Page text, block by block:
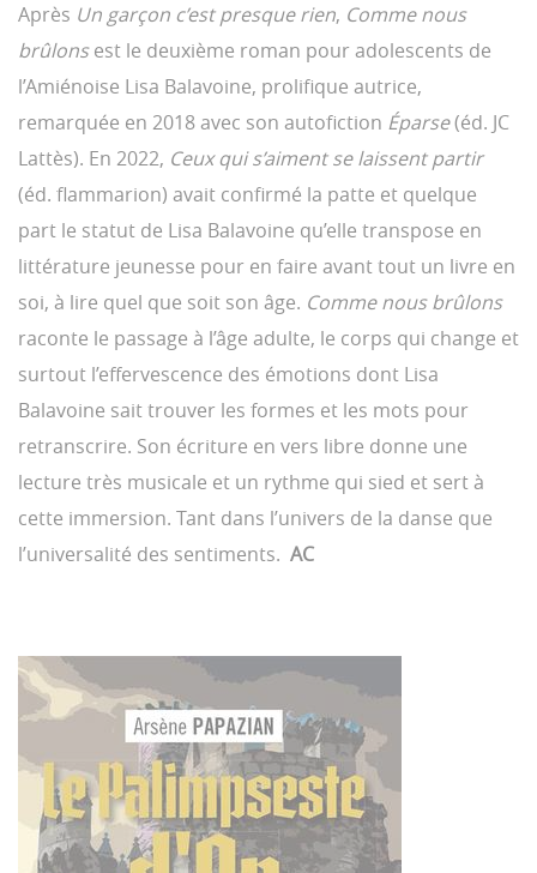
Après Un garçon c’est presque rien, Comme nous
brûlonsest le deuxième roman pour adolescents de
l’Amiénoise Lisa Balavoine, prolifique autrice,
remarquée en 2018 avec son autofiction Éparse(éd. JC
Lattès). En 2022, Ceux qui s’aiment se laissent partir
(éd. flammarion) avait confirmé la patte et quelque
part le statut de Lisa Balavoine qu’elle transpose en
littérature jeunesse pour en faire avant tout un livre en
soi, à lire quel que soit son âge. Comme nous brûlons
raconte le passage à l’âge adulte, le corps qui change et
surtout l’effervescence des émotions dont Lisa
Balavoine sait trouver les formes et les mots pour
retranscrire. Son écriture en vers libre donne une
lecture très musicale et un rythme qui sied et sert à
cette immersion. Tant dans l’univers de la danse que
l’universalité des sentiments. AC